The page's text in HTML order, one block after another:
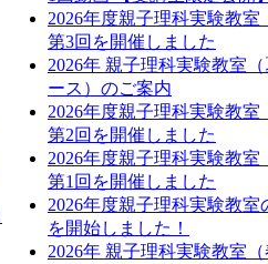
2026年度親子理科実験教室
第3回を開催しました
2026年 親子理科実験教室
ース）のご案内
2026年度親子理科実験教室
第2回を開催しました
2026年度親子理科実験教室
第1回を開催しました
2026年度親子理科実験教室
を開始しました！
2026年 親子理科実験教室